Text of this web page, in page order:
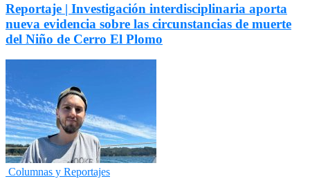
Reportaje | Investigación interdisciplinaria aporta
nueva evidencia sobre las circunstancias de muerte
del Niño de Cerro El Plomo
Columnas y Reportajes